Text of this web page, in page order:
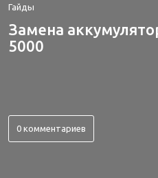
Гайды
Замена
5000
0 комментариев